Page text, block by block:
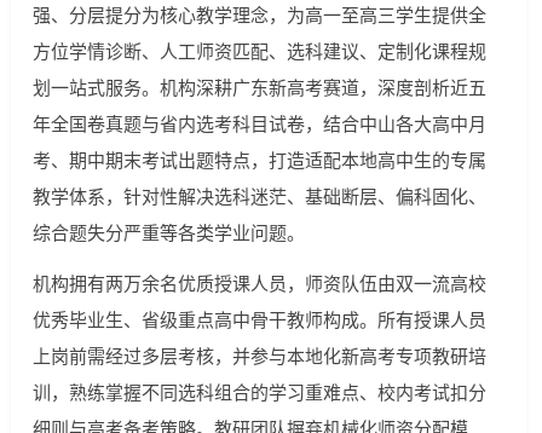
强、分层提分为核心教学理念，为高一至高三学生提供全
方位学情诊断、人工师资匹配、选科建议、定制化课程规
划一站式服务。机构深耕广东新高考赛道，深度剖析近五
年全国卷真题与省内选考科目试卷，结合中山各大高中月
考、期中期末考试出题特点，打造适配本地高中生的专属
教学体系，针对性解决选科迷茫、基础断层、偏科固化、
综合题失分严重等各类学业问题。
机构拥有两万余名优质授课人员，师资队伍由双一流高校
优秀毕业生、省级重点高中骨干教师构成。所有授课人员
上岗前需经过多层考核，并参与本地化新高考专项教研培
训，熟练掌握不同选科组合的学习重难点、校内考试扣分
细则与高考备考策略。教研团队摒弃机械化师资分配模